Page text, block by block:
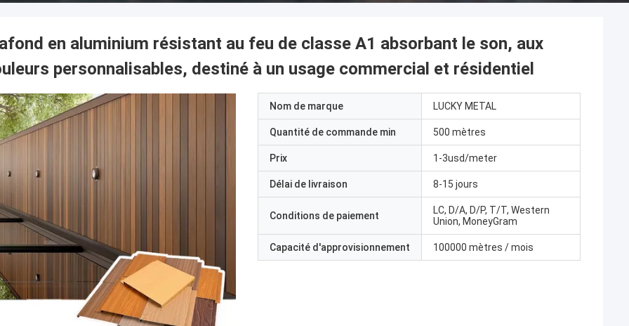
en aluminium résistant au feu de classe A1 absorbant le son, aux
personnalisables, destiné à un usage commercial et résidentiel
Nom de marque LUCKY METAL
Quantité de commande min 500 mètres
Prix 1-3usd/meter
Délai de livraison 8-15 jours
Conditions de paiement
LC, D/A, D/P, T/T, Western
Union, MoneyGram
Capacité d'approvisionnement 100000 mètres / mois